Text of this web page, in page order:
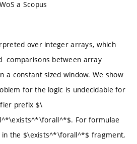
a Scopus
over integer arrays, which
comparisons between array
a constant sized window. We show
for the logic is undecidable for
prefix $\
For formulae
the $\exists^*\forall^*$ fragment,